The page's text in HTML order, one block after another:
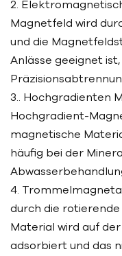
2.
Magnetfeld wird
und die
Anlässe geeignet
3.. Hochgradienten
Hochgradient-
magnetische
häufig bei der
4.
durch die
Material wird auf
adsorbiert und das